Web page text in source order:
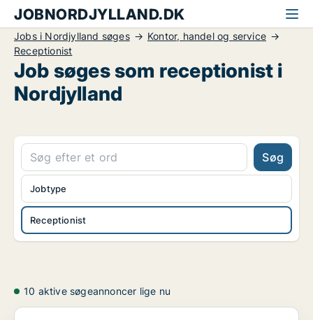
JOBNORDJYLLAND.DK
Jobs i Nordjylland søges
Kontor, handel og service
Receptionist
Job søges som receptionist i
Nordjylland
Søg
Receptionist
Jobtype
10 aktive søgeannoncer lige nu